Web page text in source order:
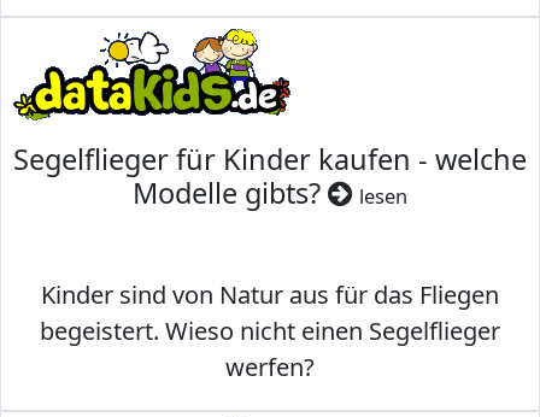
Segelflieger für Kinder kaufen - welche
Modelle gibts?
lesen
Kinder sind von Natur aus für das Fliegen
begeistert. Wieso nicht einen Segelflieger
werfen?